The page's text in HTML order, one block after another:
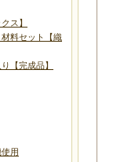
ス】
料セット【織
【完成品】
用